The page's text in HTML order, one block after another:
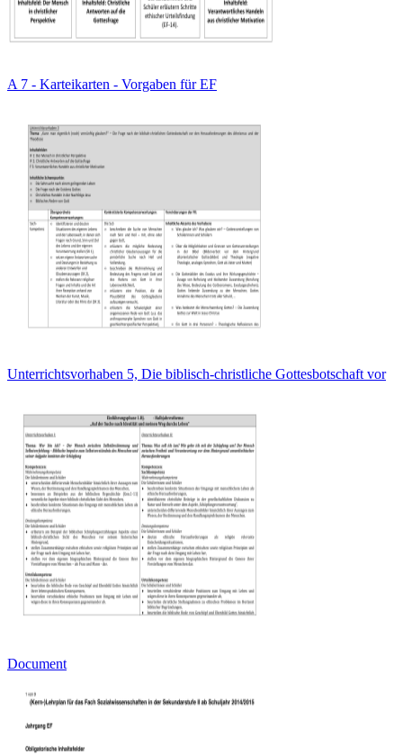
A 7 - Karteikarten - Vorgaben für EF
Unterrichtsvorhaben 5, Die biblisch-christliche Gottesbotschaft vor
Document